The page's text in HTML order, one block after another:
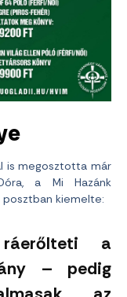
is megosztotta már
a Mi Hazánk
posztban kiemelte:
a
– pedig